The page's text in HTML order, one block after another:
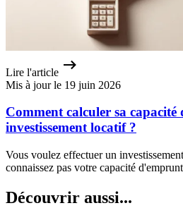
Lire l'article
Mis à jour le 19 juin 2026
Comment calculer sa
investissement locatif ?
Vous voulez effectuer un
connaissez pas votre capacité
Découvrir aussi...